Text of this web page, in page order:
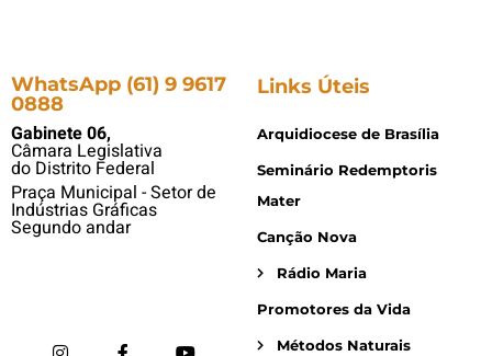
WhatsApp (61) 9 9617
0888
Gabinete 06,
Câmara Legislativa
do Distrito Federal
Praça Municipal - Setor de
Indústrias Gráficas
Segundo andar
Links Úteis
Arquidiocese de Brasília
Seminário Redemptoris
Mater
Canção Nova
Rádio Maria
Promotores da Vida
Métodos Naturais